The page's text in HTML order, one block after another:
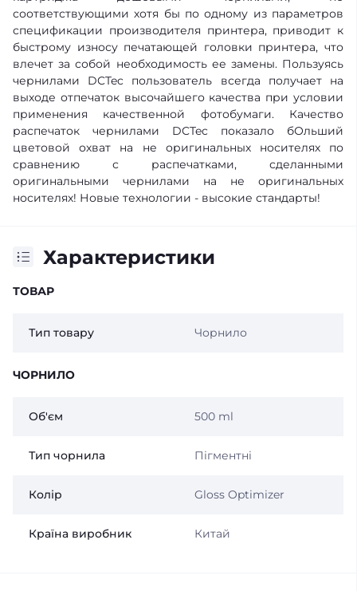
соответствующими хотя бы по одному из параметров
спецификации производителя принтера, приводит к
быстрому износу печатающей головки принтера, что
влечет за собой необходимость ее замены. Пользуясь
чернилами DCTec пользователь всегда получает на
выходе отпечаток высочайшего качества при условии
применения качественной фотобумаги. Качество
распечаток чернилами DCTec показало бОльший
цветовой охват на не оригинальных носителях по
сравнению с распечатками, сделанными
оригинальными чернилами на не оригинальных
носителях! Новые технологии - высокие стандарты!
Характеристики
ТОВАР
Тип товару Чорнило
ЧОРНИЛО
Об'єм 500 ml
Тип чорнила Пігментні
Колір Gloss Optimizer
Країна виробник Китай